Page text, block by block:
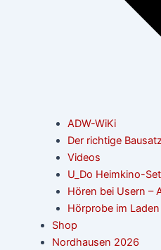
ADW-WiKi
Der richtige
Videos
U_Do Heimkino-
Hören bei Usern –
Hörprobe im Laden
Shop
Nordhausen 2026